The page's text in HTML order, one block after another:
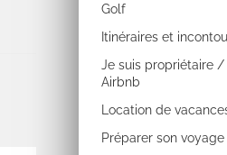
Golf
Itinéraires et
Je suis propriétaire /
Airbnb
Location de
Préparer son